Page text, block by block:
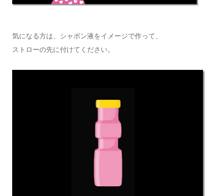
気になる方は、シャボン液をイメージで作って、
ストローの先に付けてください。